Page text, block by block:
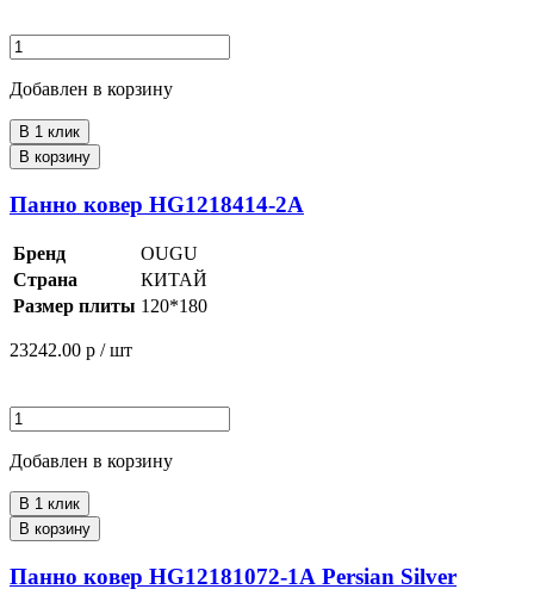
Добавлен в корзину
В 1 клик
В корзину
Панно ковер HG1218414-2А
Бренд
OUGU
Страна
КИТАЙ
Размер плиты 120*180
23242.00 р / шт
Добавлен в корзину
В 1 клик
В корзину
Панно ковер HG12181072-1А Persian Silver